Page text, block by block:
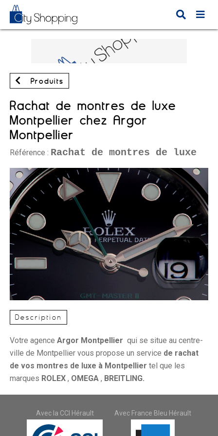
Produits
Rachat de montres de luxe
Montpellier chez Argor
Montpellier
Référence : Rachat de montres de luxe
Description
Votre agence Argor Montpellier qui se situe au centre-
ville de Montpellier vous propose un service de rachat
de vos montres de luxe à Montpellier tel que les
marques ROLEX , OMEGA , BREITLING.
Avec la CCI Hérault Avec France Bleu Hérault